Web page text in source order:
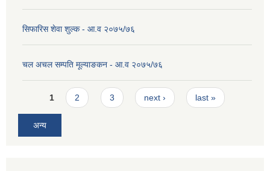
सिफारिस शेवा शुल्क - आ.व २०७५/७६
चल अचल सम्पति मूल्याङकन - आ.व २०७५/७६
Pages
1 2 3 next › last »
अन्य